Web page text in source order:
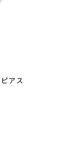
アス